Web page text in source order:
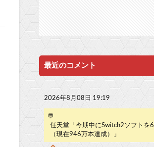
最近のコメント
2026年8月08日 19:19
💬
任天堂「今期中にSwitch2ソフトを
（現在946万本達成）」